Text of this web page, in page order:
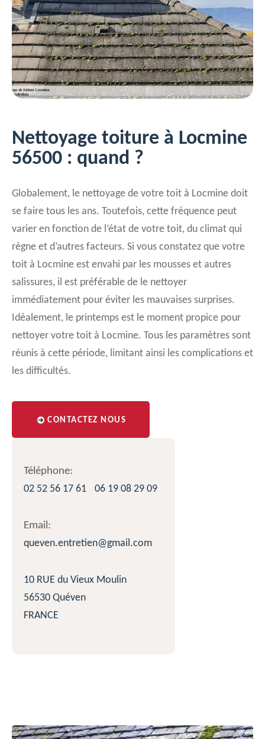
Nettoyage toiture à Locmine
56500 : quand ?
Globalement, le nettoyage de votre toit à Locmine doit
se faire tous les ans. Toutefois, cette fréquence peut
varier en fonction de l’état de votre toit, du climat qui
règne et d’autres facteurs. Si vous constatez que votre
toit à Locmine est envahi par les mousses et autres
salissures, il est préférable de le nettoyer
immédiatement pour éviter les mauvaises surprises.
Idéalement, le printemps est le moment propice pour
nettoyer votre toit à Locmine. Tous les paramètres sont
réunis à cette période, limitant ainsi les complications et
les difficultés.
CONTACTEZ NOUS
Téléphone:
02 52 56 17 61
06 19 08 29 09
Email:
queven.entretien@gmail.com
10 RUE du Vieux Moulin
56530 Quéven
FRANCE